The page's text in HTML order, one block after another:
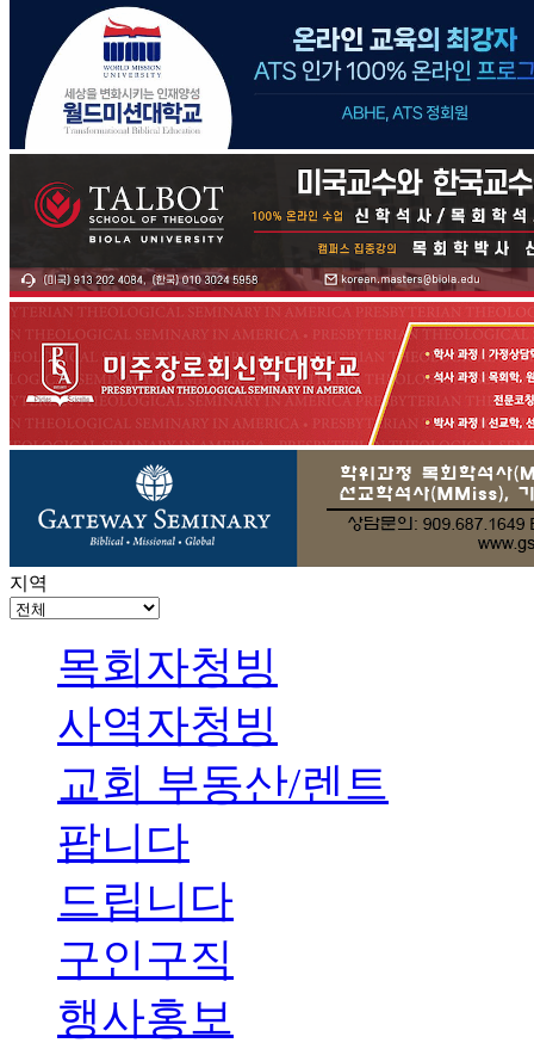
지역
목회자청빙
사역자청빙
교회 부동산/렌트
팝니다
드립니다
구인구직
행사홍보